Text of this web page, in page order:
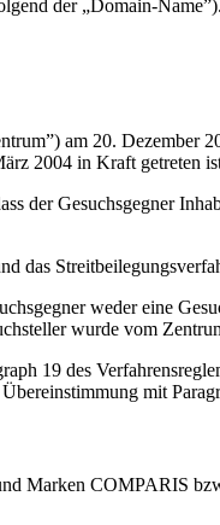
der „Domain-Name”).
am 20.
2004 in Kraft getreten
der Gesuchsgegner
das
weder eine
wurde vom
19 des
mit
Marken COMPARIS